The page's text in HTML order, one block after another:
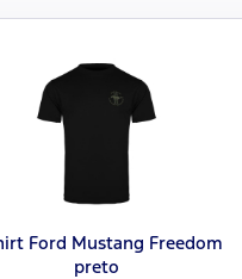
Ford Mustang Freedom
preto